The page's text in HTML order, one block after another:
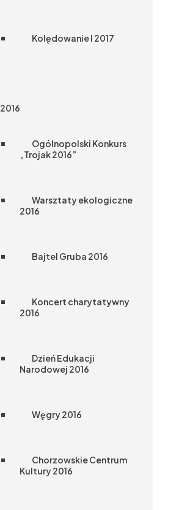
Kolędowanie I 2017
2016
Ogólnopolski Konkurs
„Trojak 2016”
Warsztaty ekologiczne
2016
Bajtel Gruba 2016
Koncert charytatywny
2016
Dzień Edukacji
Narodowej 2016
Węgry 2016
Chorzowskie Centrum
Kultury 2016